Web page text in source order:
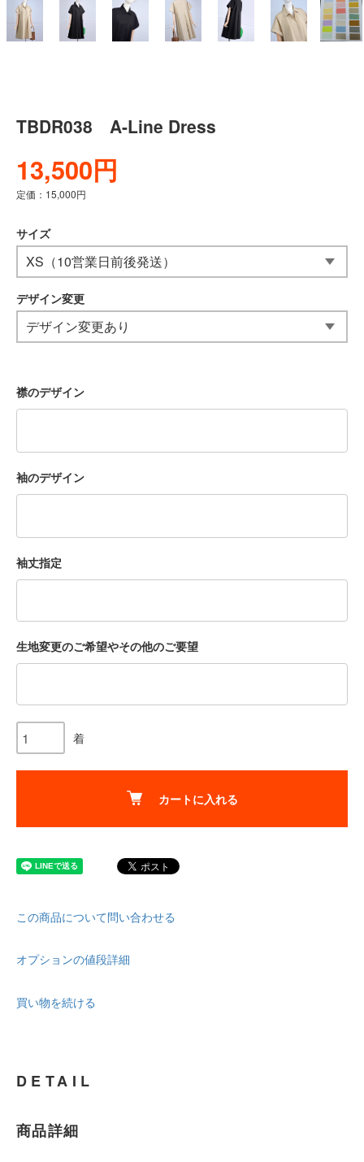
TBDR038 A-Line Dress
13,500円
定価：15,000円
サイズ
デザイン変更
襟のデザイン
袖のデザイン
袖丈指定
生地変更のご希望やその他のご要望
着
カートに入れる
この商品について問い合わせる
オプションの値段詳細
買い物を続ける
DETAIL
商品詳細